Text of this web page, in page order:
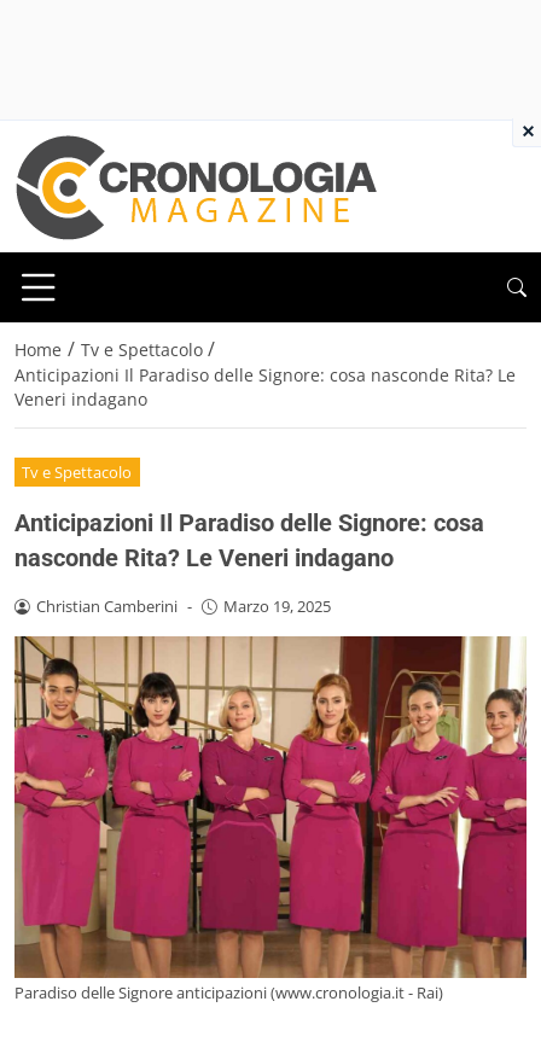
Home / Tv e Spettacolo /
Anticipazioni Il Paradiso delle Signore: cosa nasconde Rita? Le
Veneri indagano
Tv e Spettacolo
Anticipazioni Il Paradiso delle Signore: cosa
nasconde Rita? Le Veneri indagano
Christian Camberini - Marzo 19, 2025
Paradiso delle Signore anticipazioni (www.cronologia.it - Rai)
×